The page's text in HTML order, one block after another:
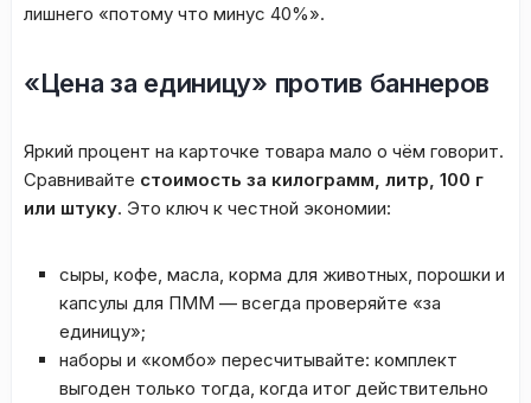
лишнего «потому что минус 40%».
«Цена за единицу» против баннеров
Яркий процент на карточке товара мало о чём говорит.
Сравнивайте стоимость за килограмм, литр, 100 г
или штуку. Это ключ к честной экономии:
сыры, кофе, масла, корма для животных, порошки и
капсулы для ПММ — всегда проверяйте «за
единицу»;
наборы и «комбо» пересчитывайте: комплект
выгоден только тогда, когда итог действительно